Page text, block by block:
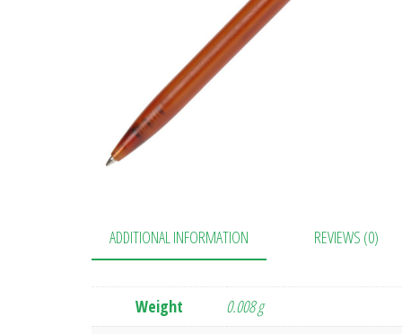
ADDITIONAL INFORMATION REVIEWS (0)
Weight
0.008 g